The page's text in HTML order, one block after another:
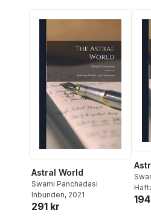
Astral World
Swami Panchadasi
Inbunden, 2021
291 kr